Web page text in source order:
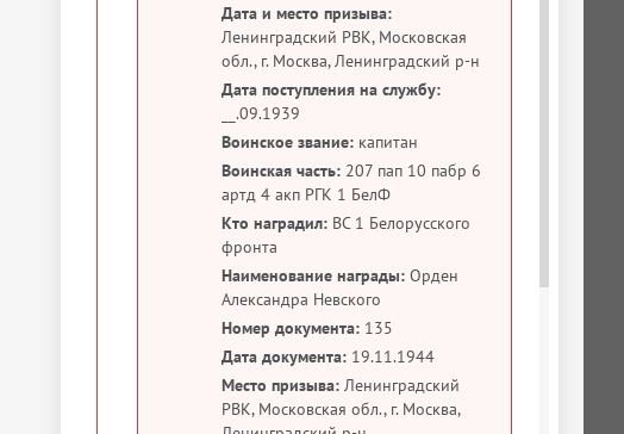
Дата и место призыва:
Ленинградский РВК, Московская
обл., г. Москва, Ленинградский р-н
Дата поступления на службу:
__.09.1939
Воинское звание: капитан
Воинская часть: 207 пап 10 пабр 6
артд 4 акп РГК 1 БелФ
Кто наградил: ВС 1 Белорусского
фронта
Наименование награды: Орден
Александра Невского
Номер документа: 135
Дата документа: 19.11.1944
Место призыва: Ленинградский
РВК, Московская обл., г. Москва,